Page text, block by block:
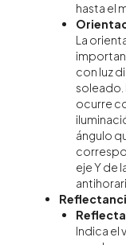
hasta el
La
con luz
soleado.
ocurre
ángulo
eje Y de
Indica el